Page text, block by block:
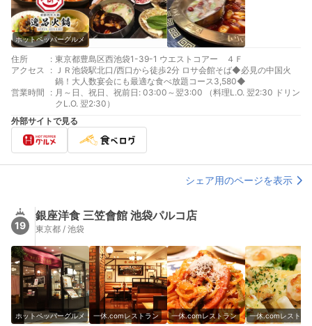
ホットペッパーグルメ
住所 : 東京都豊島区西池袋1-39-1 ウエストコアー ４Ｆ
アクセス
: ＪＲ池袋駅北口/西口から徒歩2分 ロサ会館そば◆必見の中国火
鍋！大人数宴会にも最適な食べ放題コース3,580◆
営業時間
: 月～日、祝日、祝前日: 03:00～翌3:00 （料理L.O. 翌2:30 ドリン
クL.O. 翌2:30）
外部サイトで見る
シェア用のページを表示
19
銀座洋食 三笠會館 池袋パルコ店
東京都 / 池袋
ホットペッパーグルメ 一休.comレストラン 一休.comレストラン 一休.comレストラ